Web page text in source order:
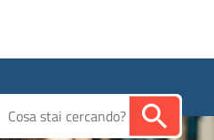
Cerca su "Catalogo"